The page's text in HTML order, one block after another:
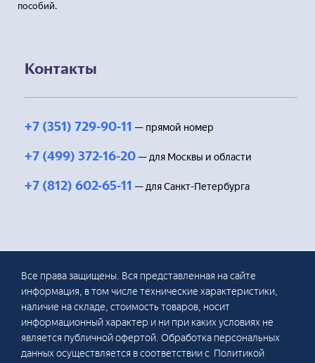
пособий.
Контакты
+7 (351) 729-90-11 — прямой номер
+7 (499) 372-16-20 — для Москвы и области
+7 (812) 602-65-11 — для Санкт-Петербурга
Все права защищены. Вся представленная на сайте
информация, в том числе технические характеристики,
наличие на складе, стоимость товаров, носит
информационный характер и ни при каких условиях не
является публичной офертой. Обработка персональных
данных осуществляется в соответствии с Политикой